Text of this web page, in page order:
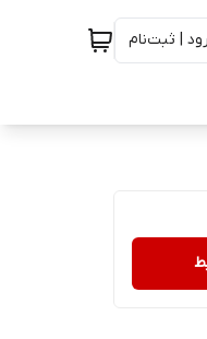
| ثبت‌نام